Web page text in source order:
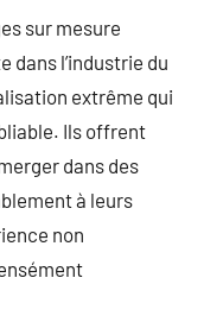
sur mesure
dans l’industrie du
extrême qui
Ils offrent
dans des
à leurs
non